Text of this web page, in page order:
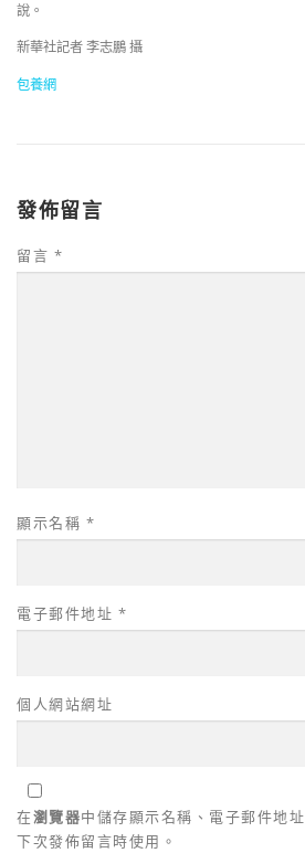
說。
新華社記者 李志鵬 攝
包養網
發佈留言
留言 *
顯示名稱 *
電子郵件地址 *
個人網站網址
在瀏覽器中儲存顯示名稱、電子郵件地
下次發佈留言時使用。